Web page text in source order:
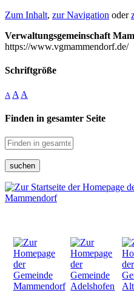
Zum Inhalt, zur Navigation oder
Verwaltungsgemeinschaft
https://www.vgmammendorf.de/
Schriftgröße
A A A
Finden in gesamter Seite
suchen